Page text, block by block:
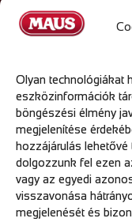
Olyan technológiákat
eszközinformációk
böngészési élmény
megjelenítése
hozzájárulás
dolgozzunk fel ezen
vagy az egyedi
visszavonása
megjelenését és